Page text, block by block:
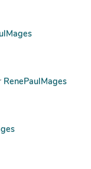
RenePaulMages